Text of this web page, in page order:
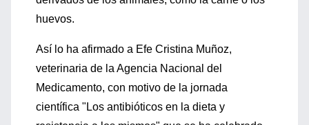
huevos.
Así lo ha afirmado a Efe Cristina Muñoz,
veterinaria de la Agencia Nacional del
Medicamento, con motivo de la jornada
científica "Los antibióticos en la dieta y